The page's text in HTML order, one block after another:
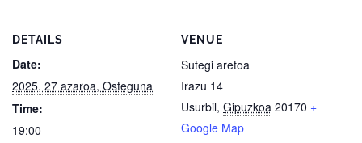
DETAILS
Date:
2025, 27 azaroa, Osteguna
Time:
19:00
VENUE
Sutegi aretoa
Irazu 14
Usurbil, Gipuzkoa 20170 +
Google Map